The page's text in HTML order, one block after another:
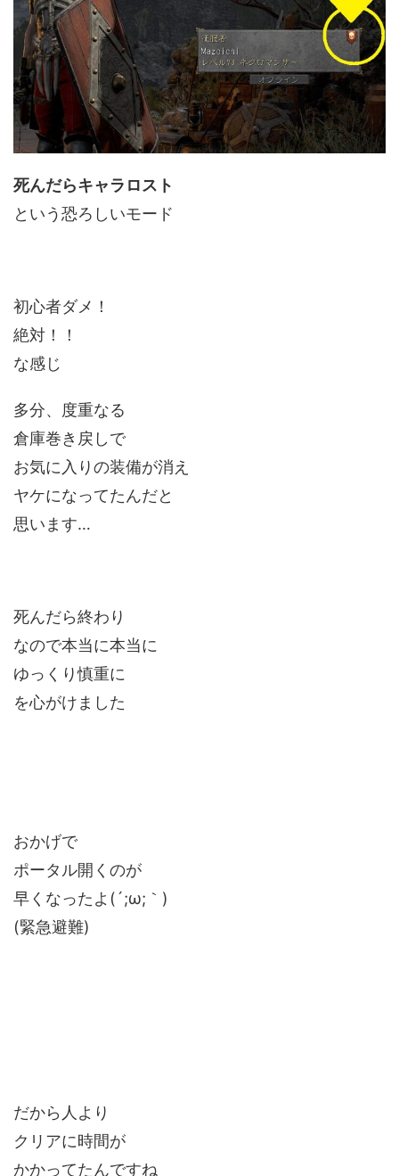
死んだらキャラロスト
という恐ろしいモード
初心者ダメ！
絶対！！
な感じ
多分、度重なる
倉庫巻き戻しで
お気に入りの装備が消え
ヤケになってたんだと
思います…
死んだら終わり
なので本当に本当に
ゆっくり慎重に
を心がけました
おかげで
ポータル開くのが
早くなったよ(´;ω;｀)
(緊急避難)
だから人より
クリアに時間が
かかってたんですね